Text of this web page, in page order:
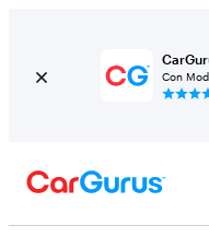
Con